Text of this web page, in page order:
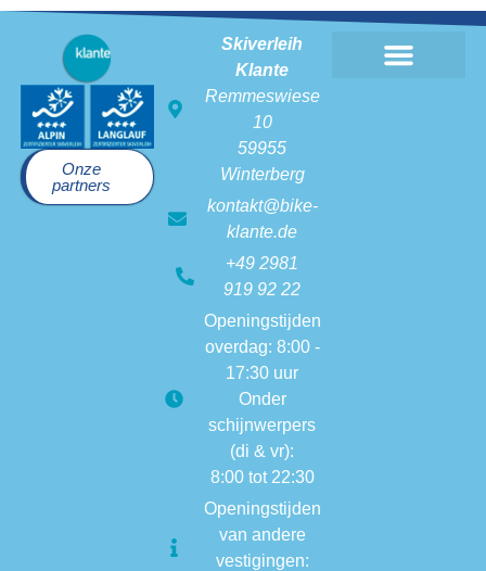
Skiverleih
Klante
Remmeswiese
10
59955
Winterberg
kontakt@bike-
klante.de
+49 2981
919 92 22
Openingstijden
overdag: 8:00 -
17:30 uur
Onder
schijnwerpers
(di & vr):
8:00 tot 22:30
Openingstijden
van andere
vestigingen:
Onze
partners